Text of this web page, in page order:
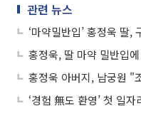
관련 뉴스
‘경험 無도 환영’ 첫 일자